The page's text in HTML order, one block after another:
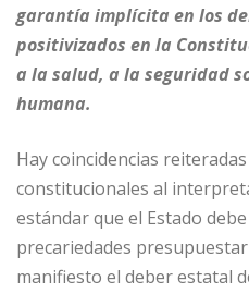
garantía implícita en los
positivizados en la
a la salud, a la seguridad
humana.
Hay coincidencias
constitucionales al
estándar que el Estado
precariedades
manifiesto el deber estatal